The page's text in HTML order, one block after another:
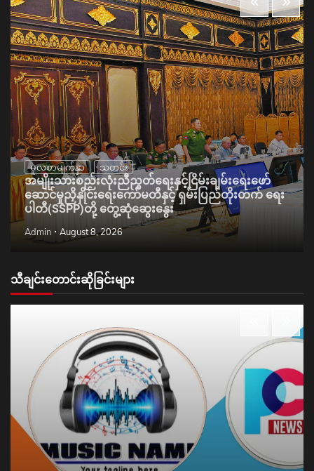
မူလစာမျက်နှာ သတင်း
အမျိုးသားစည်းလုံးညီညွတ်ရေးနှင့်ငြိမ်းချမ်းရေးဖော်
ဆောင်မှုညှိနှိုင်းရေးကော်မတီနှင့် ရှမ်းပြည်တိုးတက် ရေး
ပါတီ(SSPP)တို့ တွေ့ဆုံဆွေးနွေး
Admin August 8, 2026
သီချင်းတောင်းဆိုခြင်းများ